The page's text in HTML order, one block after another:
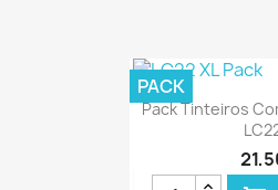

Pack Tinteiros
PACK